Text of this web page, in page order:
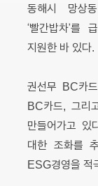
동해시 망상
‘빨간밥차’를
지원한 바 있다.
권선무 BC카
BC카드, 그리
만들어가고 있
대한 조화를
ESG경영을 적